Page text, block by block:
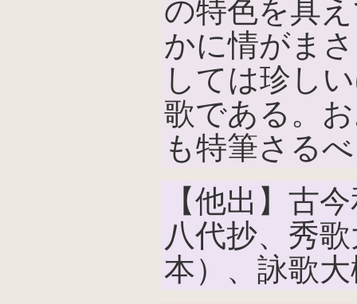
の特色を具
かに情がま
しては珍し
歌である。
も特筆さる
【他出】古
八代抄、秀
本）、詠歌